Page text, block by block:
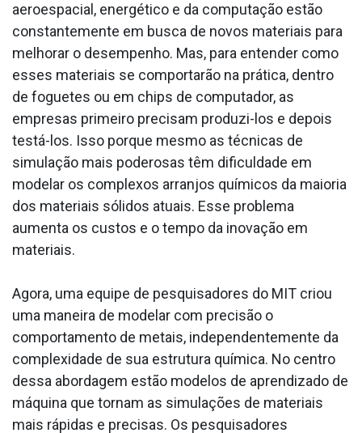
aeroespacial, energético e da computação estão
constantemente em busca de novos materiais para
melhorar o desempenho. Mas, para entender como
esses materiais se comportarão na prática, dentro
de foguetes ou em chips de computador, as
empresas primeiro precisam produzi-los e depois
testá-los. Isso porque mesmo as técnicas de
simulação mais poderosas têm dificuldade em
modelar os complexos arranjos químicos da maioria
dos materiais sólidos atuais. Esse problema
aumenta os custos e o tempo da inovação em
materiais.
Agora, uma equipe de pesquisadores do MIT criou
uma maneira de modelar com precisão o
comportamento de metais, independentemente da
complexidade de sua estrutura química. No centro
dessa abordagem estão modelos de aprendizado de
máquina que tornam as simulações de materiais
mais rápidas e precisas. Os pesquisadores